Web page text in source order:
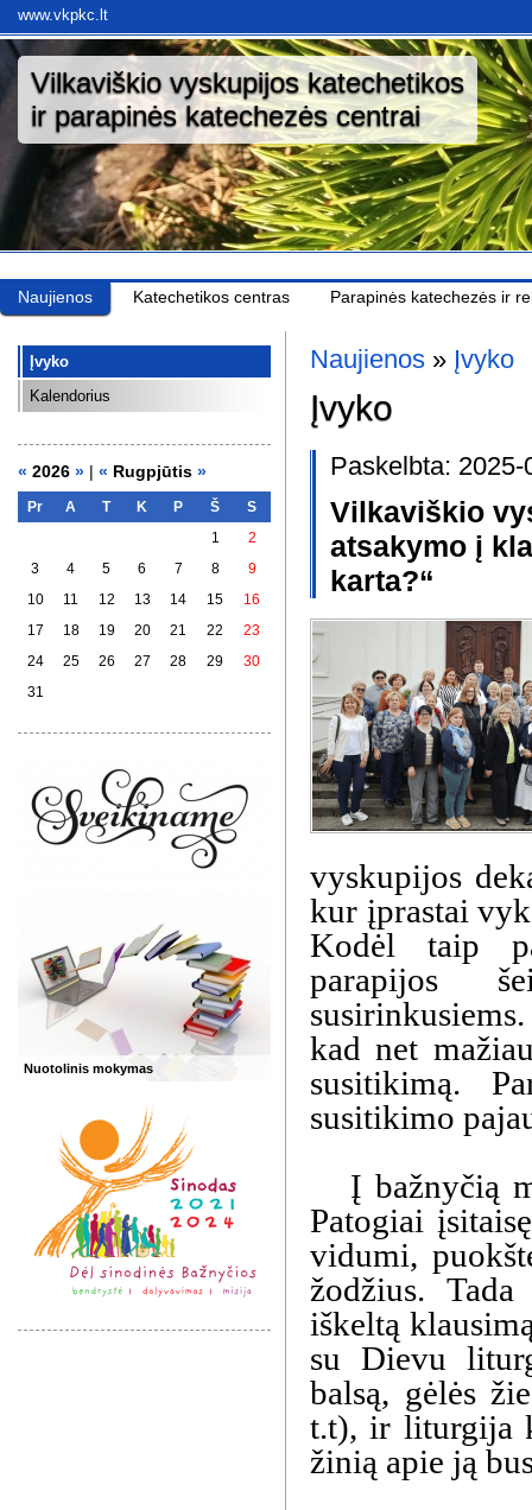
www.vkpkc.lt
Vilkaviškio vyskupijos katechetikos
ir parapinės katechezės centrai
Naujienos Katechetikos centras Parapinės katechezės ir
Įvyko
Kalendorius
« 2026 » | « Rugpjūtis »
Pr A T K P Š
S
1
2
3
4 5 6 7 8
9
10
11 12 13 14 15
16
17
18 19 20 21 22
23
24
25 26 27 28 29
30
31
Nuotolinis mokymas
Naujienos » Įvyko
Įvyko
Paskelbta: 2025-
Vilkaviškio
atsakymo į
karta?“
vyskupijos
kur įprastai
Kodėl taip
parapijos
kad net
susitikimą.
susitikimo
Į bažnyčią
Patogiai
vidumi,
žodžius.
iškeltą
su Dievu
balsą, gėlės
t.t), ir liturgija
žinią apie ją